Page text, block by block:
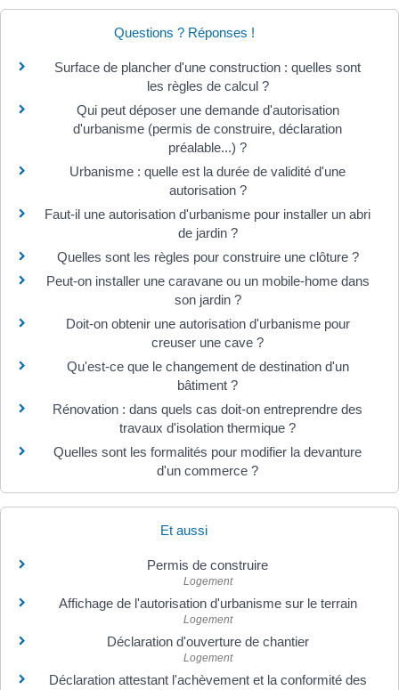
Questions ? Réponses !
Surface de plancher d'une construction : quelles sont
les règles de calcul ?
Qui peut déposer une demande d'autorisation
d'urbanisme (permis de construire, déclaration
préalable...) ?
Urbanisme : quelle est la durée de validité d'une
autorisation ?
Faut-il une autorisation d'urbanisme pour installer un abri
de jardin ?
Quelles sont les règles pour construire une clôture ?
Peut-on installer une caravane ou un mobile-home dans
son jardin ?
Doit-on obtenir une autorisation d'urbanisme pour
creuser une cave ?
Qu'est-ce que le changement de destination d'un
bâtiment ?
Rénovation : dans quels cas doit-on entreprendre des
travaux d'isolation thermique ?
Quelles sont les formalités pour modifier la devanture
d'un commerce ?
Et aussi
Permis de construire
Logement
Affichage de l'autorisation d'urbanisme sur le terrain
Logement
Déclaration d'ouverture de chantier
Logement
Déclaration attestant l'achèvement et la conformité des